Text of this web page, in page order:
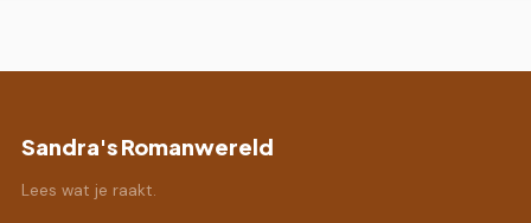
Sandra's Romanwereld
Lees wat je raakt.